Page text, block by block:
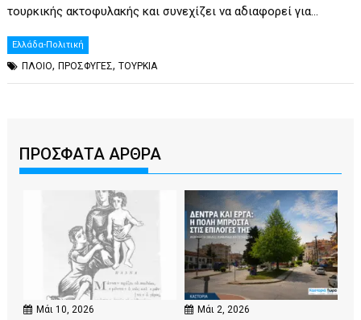
τουρκικής ακτοφυλακής και συνεχίζει να αδιαφορεί για…
Ελλάδα-Πολιτική
ΠΛΟΙΟ,ΠΡΟΣΦΥΓΕΣ,ΤΟΥΡΚΙΑ
ΠΡΟΣΦΑΤΑ ΑΡΘΡΑ
Μάι 10, 2026 Μάι 2, 2026